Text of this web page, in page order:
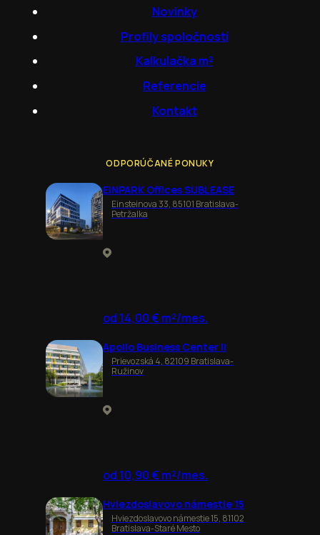
Novinky
Profily spoločností
Kalkulačka m²
Referencie
Kontakt
ODPORÚČANÉ PONUKY
EINPARK Offices SUBLEASE
Einsteinova 33, 85101 Bratislava-
Petržalka
od 14,00 € m²/mes.
Apollo Business Center II
Prievozská 4, 82109 Bratislava-
Ružinov
od 10,90 € m²/mes.
Hviezdoslavovo námestie 15
Hviezdoslavovo námestie 15, 81102
Bratislava-Staré Mesto